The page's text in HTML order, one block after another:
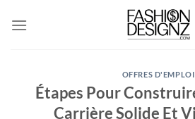
OFFRES D'EMPLOI
Étapes Pour
Carrière Solide Et